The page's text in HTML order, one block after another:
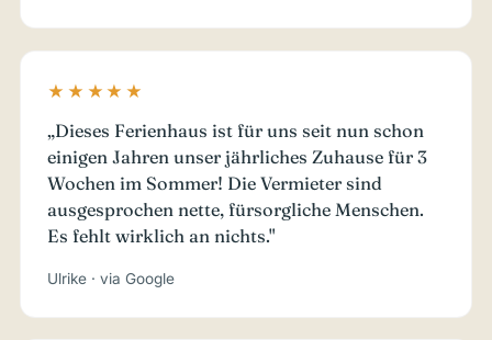
★★★★★
„Dieses Ferienhaus ist für uns seit nun schon
einigen Jahren unser jährliches Zuhause für 3
Wochen im Sommer! Die Vermieter sind
ausgesprochen nette, fürsorgliche Menschen.
Es fehlt wirklich an nichts."
Ulrike · via Google